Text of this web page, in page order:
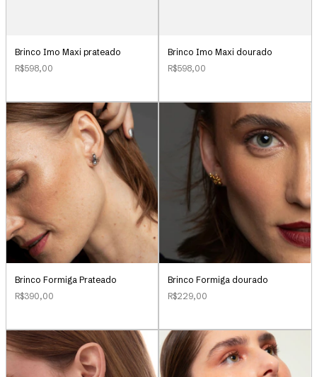
Brinco Imo Maxi prateado
R$598,00
Brinco Imo Maxi dourado
R$598,00
Brinco Formiga Prateado
R$390,00
Brinco Formiga dourado
R$229,00